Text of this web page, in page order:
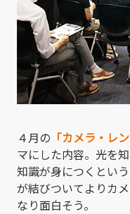
４月の 「カメラ・レ
マにした内容。光を
知識が身につくとい
が結びついてよりカ
なり面白そう。